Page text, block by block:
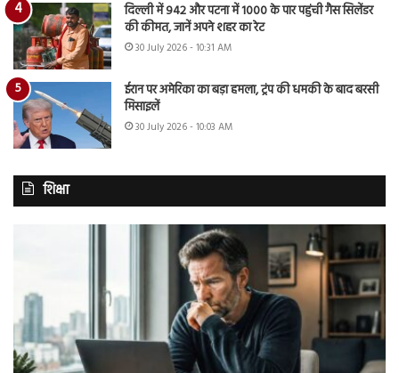
दिल्ली में 942 और पटना में 1000 के पार पहुंची गैस सिलेंडर
की कीमत, जानें अपने शहर का रेट
30 July 2026 - 10:31 AM
ईरान पर अमेरिका का बड़ा हमला, ट्रंप की धमकी के बाद बरसी
मिसाइलें
30 July 2026 - 10:03 AM
शिक्षा